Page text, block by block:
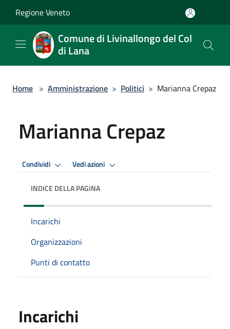
Regione Veneto
Comune di Livinallongo del Col
di Lana
Home > Amministrazione > Politici > Marianna Crepaz
Marianna Crepaz
Condividi Vedi azioni
INDICE DELLA PAGINA
Incarichi
Organizzazioni
Punti di contatto
Incarichi